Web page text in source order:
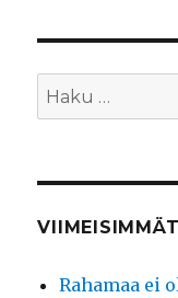
Etsi:
Rahamaa ei